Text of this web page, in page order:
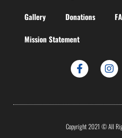
Gallery Donations
Mission Statement
Copyright 2021 © All